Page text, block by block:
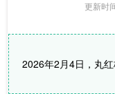
更新时
2026年2月4日，丸